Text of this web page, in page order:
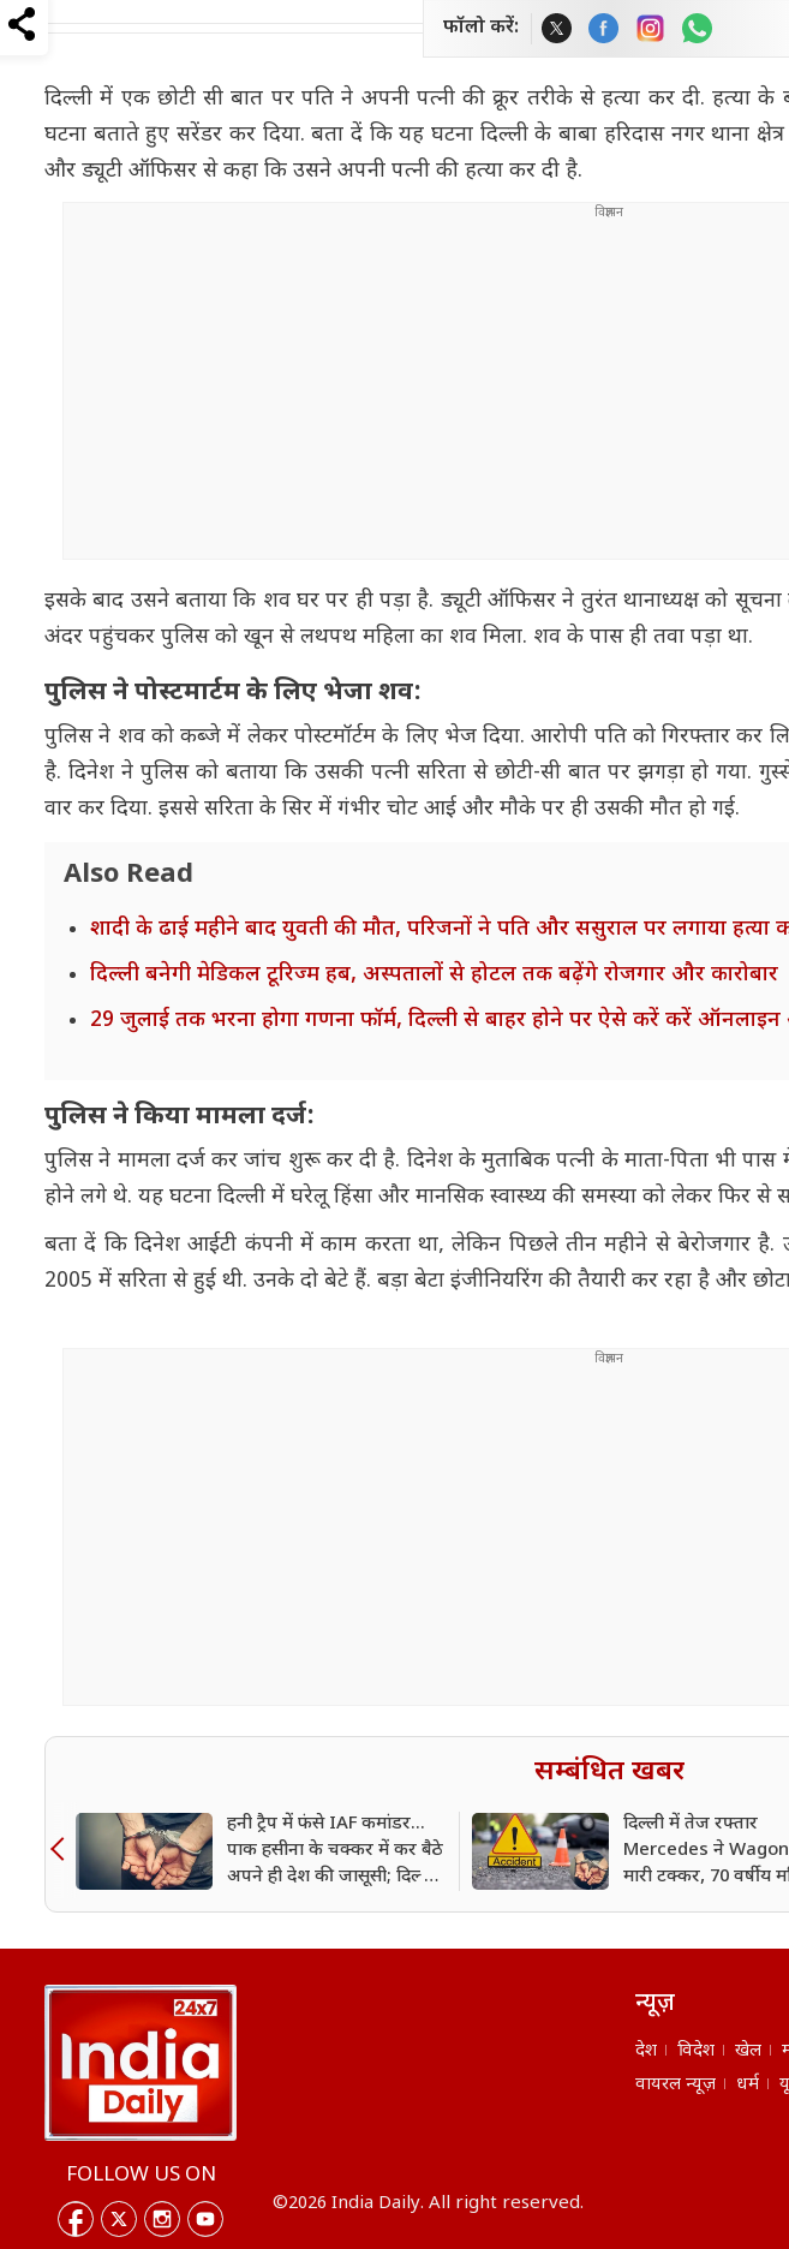
फॉलो करें:
दिल्ली में एक छोटी सी बात पर पति ने अपनी पत्नी की क्रूर तरीके से हत्या कर दी. हत्या
घटना बताते हुए सरेंडर कर दिया. बता दें कि यह घटना दिल्ली के बाबा हरिदास नगर थाना
और ड्यूटी ऑफिसर से कहा कि उसने अपनी पत्नी की हत्या कर दी है.
इसके बाद उसने बताया कि शव घर पर ही पड़ा है. ड्यूटी ऑफिसर ने तुरंत थानाध्यक्ष को
अंदर पहुंचकर पुलिस को खून से लथपथ महिला का शव मिला. शव के पास ही तवा पड़ा था.
पुलिस ने पोस्टमार्टम के लिए भेजा शव:
पुलिस ने शव को कब्जे में लेकर पोस्टमॉर्टम के लिए भेज दिया. आरोपी पति को गिरफ्तार कर
है. दिनेश ने पुलिस को बताया कि उसकी पत्नी सरिता से छोटी-सी बात पर झगड़ा हो
वार कर दिया. इससे सरिता के सिर में गंभीर चोट आई और मौके पर ही उसकी मौत हो गई.
Also Read
शादी के ढाई महीने बाद युवती की मौत, परिजनों ने पति और ससुराल पर लगाया हत्या
दिल्ली बनेगी मेडिकल टूरिज्म हब, अस्पतालों से होटल तक बढ़ेंगे रोजगार और कारोबार
29 जुलाई तक भरना होगा गणना फॉर्म, दिल्ली से बाहर होने पर ऐसे करें करें
पुलिस ने किया मामला दर्ज:
पुलिस ने मामला दर्ज कर जांच शुरू कर दी है. दिनेश के मुताबिक पत्नी के माता-पिता भी
होने लगे थे. यह घटना दिल्ली में घरेलू हिंसा और मानसिक स्वास्थ्य की समस्या को लेकर फिर
बता दें कि दिनेश आईटी कंपनी में काम करता था, लेकिन पिछले तीन महीने से बेरोजगार है.
2005 में सरिता से हुई थी. उनके दो बेटे हैं. बड़ा बेटा इंजीनियरिंग की तैयारी कर रहा है और
सम्बंधित खबर
हनी ट्रैप में फंसे IAF कमांडर...
पाक हसीना के चक्कर में कर बैठे
अपने ही देश की जासूसी; दिल्ली
दिल्ली में तेज रफ्तार
Mercedes ने Wagon
मारी टक्कर, 70 वर्षीय
FOLLOW US ON
न्यूज़
देश विदेश खेल
वायरल न्यूज़
धर्म
©2026 India Daily. All right reserved.